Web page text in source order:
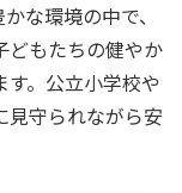
な環境の中で、
どもたちの健やか
。公立小学校や
見守られながら安